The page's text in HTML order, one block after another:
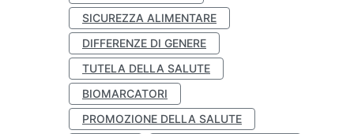
SICUREZZA ALIMENTARE
DIFFERENZE DI GENERE
TUTELA DELLA SALUTE
BIOMARCATORI
PROMOZIONE DELLA SALUTE